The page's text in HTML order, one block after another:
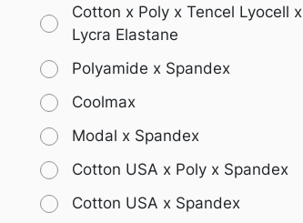
Cotton x Poly x Tencel Lyocell x
Lycra Elastane
Polyamide x Spandex
Coolmax
Modal x Spandex
Cotton USA x Poly x Spandex
Cotton USA x Spandex